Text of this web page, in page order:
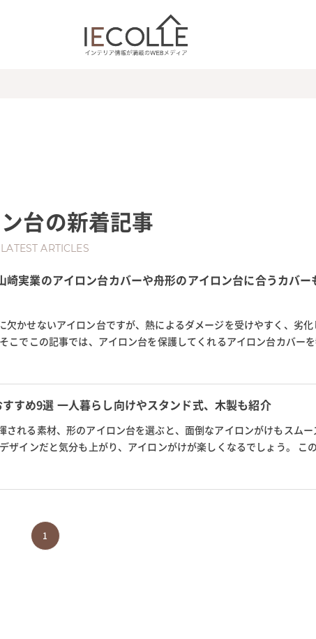
台の新着記事
LATEST ARTICLES
崎実業のアイロン台カバーや舟形のアイロン台に合うカバー
欠かせないアイロン台ですが、熱によるダメージを受けやすく、劣化
こでこの記事では、アイロン台を保護してくれるアイロン台カバー
すすめ商品を紹介しま...
すめ9選 一人暮らし向けやスタンド式、木製も紹介
される素材、形のアイロン台を選ぶと、面倒なアイロンがけもスムー
ザインだと気分も上がり、アイロンがけが楽しくなるでしょう。 こ
しゃれなアイロン台を紹...
1